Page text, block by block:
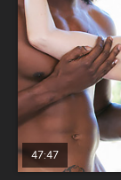
47:47